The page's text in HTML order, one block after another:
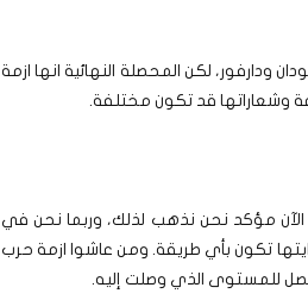
ودارفور، لكن المحصلة النهائية انها ازمة
وشعاراتها قد تكون مختلفة.
الآن مؤكد نحن نذهب لذلك، وربما نحن في
تكون بأي طريقة. ومن عاشوا ازمة حرب